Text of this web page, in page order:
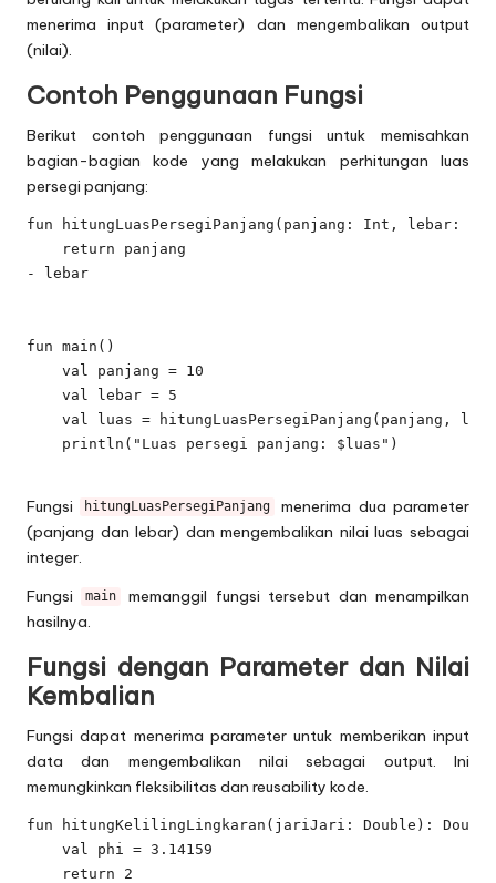
menerima input (parameter) dan mengembalikan output
(nilai).
Contoh Penggunaan Fungsi
Berikut contoh penggunaan fungsi untuk memisahkan
bagian-bagian kode yang melakukan perhitungan luas
persegi panjang:
fun hitungLuasPersegiPanjang(panjang: Int, lebar:
    return panjang
- lebar
fun main()
    val panjang = 10
    val lebar = 5
val luas = hitungLuasPersegiPanjang(panjang,
    println("Luas persegi panjang: $luas")
Fungsi hitungLuasPersegiPanjang
menerima dua parameter
(panjang dan lebar) dan mengembalikan nilai luas sebagai
integer.
Fungsi
main
memanggil fungsi tersebut dan menampilkan
hasilnya.
Fungsi dengan Parameter dan Nilai
Kembalian
Fungsi dapat menerima parameter untuk memberikan input
data dan mengembalikan nilai sebagai output. Ini
memungkinkan fleksibilitas dan reusability kode.
fun hitungKelilingLingkaran(jariJari: Double):
    val phi = 3.14159
    return 2